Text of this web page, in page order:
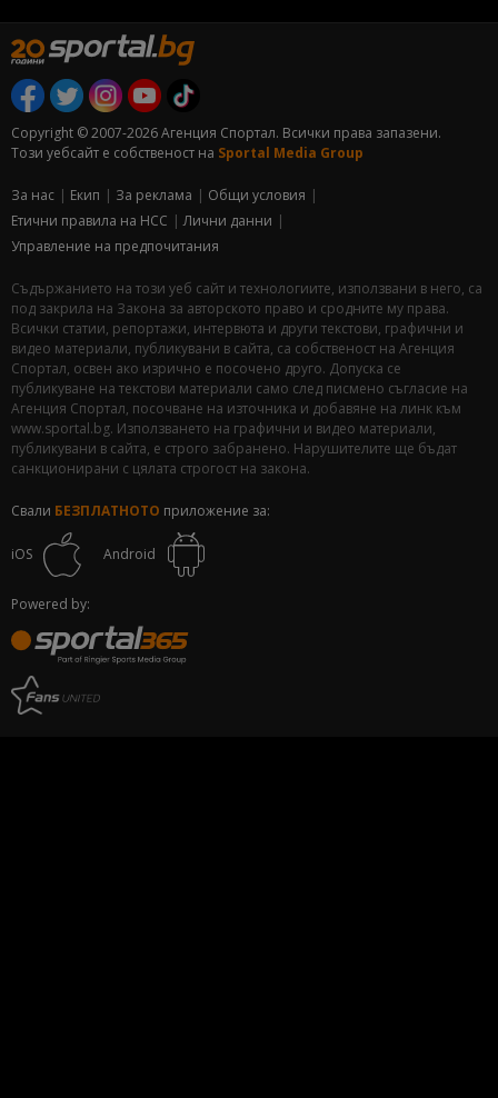
Copyright © 2007-2026 Агенция Спортал. Всички права запазени.
Този уебсайт е собственост на Sportal Media Group
За нас Екип За рекламa
Общи условия
Етични правила на НСС
Лични данни
Управление на предпочитания
Съдържанието на този уеб сайт и технологиите, използвани в него, са
под закрила на Закона за авторското право и сродните му права.
Всички статии, репортажи, интервюта и други текстови, графични и
видео материали, публикувани в сайта, са собственост на Агенция
Спортал, освен ако изрично е посочено друго. Допуска се
публикуване на текстови материали само след писмено съгласие на
Агенция Спортал, посочване на източника и добавяне на линк към
www.sportal.bg. Използването на графични и видео материали,
публикувани в сайта, е строго забранено. Нарушителите ще бъдат
санкционирани с цялата строгост на закона.
Свали БЕЗПЛАТНОТО приложение за:
iOS Android
Powered by: